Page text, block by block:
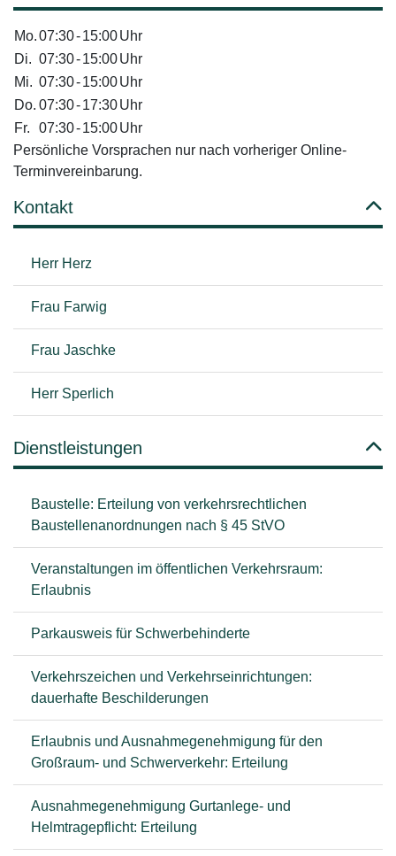
Mo.07:30-15:00Uhr
Di. 07:30-15:00Uhr
Mi. 07:30-15:00Uhr
Do. 07:30-17:30Uhr
Fr.
07:30-15:00Uhr
Persönliche Vorsprachen nur nach vorheriger Online-
Terminvereinbarung.
Kontakt
Herr Herz
Frau Farwig
Frau Jaschke
Herr Sperlich
Dienstleistungen
Baustelle: Erteilung von verkehrsrechtlichen
Baustellenanordnungen nach § 45 StVO
Veranstaltungen im öffentlichen Verkehrsraum:
Erlaubnis
Parkausweis für Schwerbehinderte
Verkehrszeichen und Verkehrseinrichtungen:
dauerhafte Beschilderungen
Erlaubnis und Ausnahmegenehmigung für den
Großraum- und Schwerverkehr: Erteilung
Ausnahmegenehmigung Gurtanlege- und
Helmtragepflicht: Erteilung